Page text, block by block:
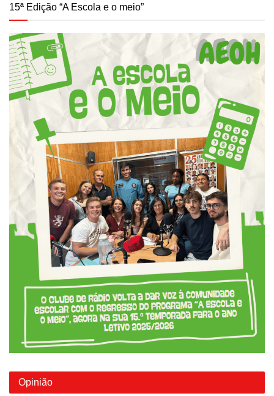
15ª Edição “A Escola e o meio”
Opinião